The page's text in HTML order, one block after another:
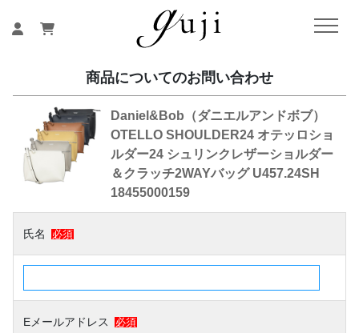
商品についてのお問い合わせ
Daniel&Bob（ダニエルアンドボブ）
OTELLO SHOULDER24 オテッロショ
ルダー24 シュリンクレザーショルダー
＆クラッチ2WAYバッグ U457.24SH
18455000159
氏名 必須
Eメールアドレス 必須